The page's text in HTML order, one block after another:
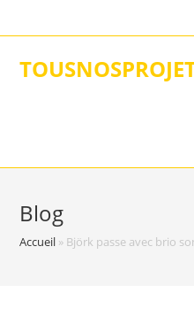
to
Blog
Accueil » Björk passe avec brio